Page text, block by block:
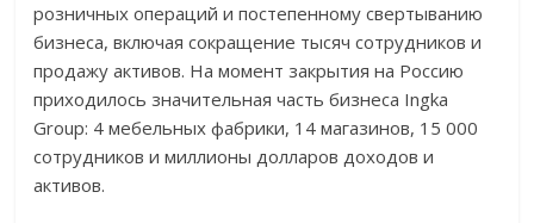
розничных операций и постепенному свертыванию
бизнеса, включая сокращение тысяч сотрудников и
продажу активов. На момент закрытия на Россию
приходилось значительная часть бизнеса Ingka
Group: 4 мебельных фабрики, 14 магазинов, 15 000
сотрудников и миллионы долларов доходов и
активов.